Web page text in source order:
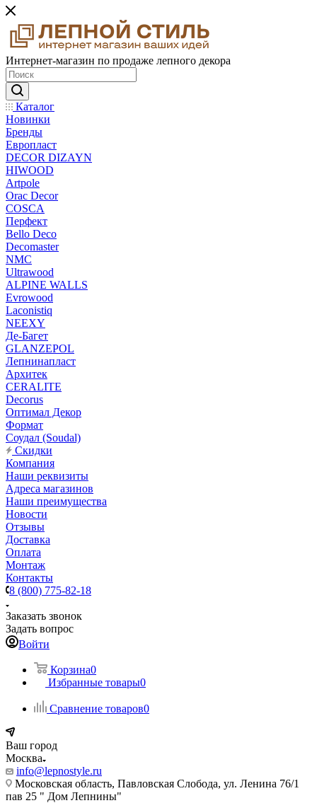
Интернет-магазин по продаже лепного декора
Каталог
Новинки
Бренды
Европласт
DECOR DIZAYN
HIWOOD
Artpole
Orac Decor
COSCA
Перфект
Bello Deco
Decomaster
NMС
Ultrawood
ALPINE WALLS
Evrowood
Laconistiq
NEEXY
Де-Багет
GLANZEPOL
Лепнинапласт
Архитек
CERALITE
Decorus
Оптимал Декор
Формат
Соудал (Soudal)
Скидки
Компания
Наши реквизиты
Адреса магазинов
Наши преимущества
Новости
Отзывы
Доставка
Оплата
Монтаж
Контакты
8 (800) 775-82-18
Заказать звонок
Задать вопрос
Войти
Корзина0
Избранные товары0
Сравнение товаров0
Ваш город
Москва
info@lepnostyle.ru
Московская область, Павловская Слобода, ул. Ленина 76/1
пав 25 " Дом Лепнины"